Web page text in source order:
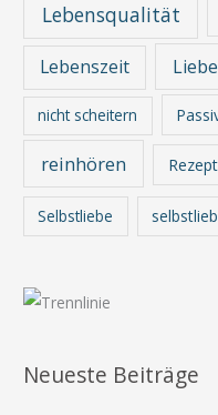
Lebensqualität
Lebenszeit Liebe
nicht scheitern
reinhören
Selbstliebe
Neueste Beiträge